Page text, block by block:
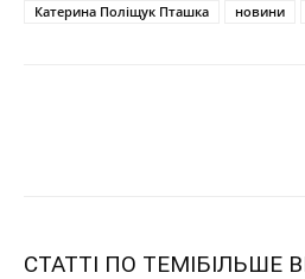
Катерина Поліщук Пташка
новини
СТАТТІ ПО ТЕМІБІЛЬШЕ